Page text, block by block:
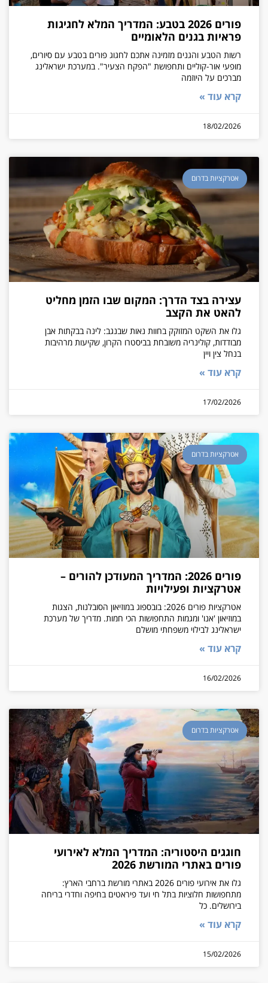
פורים 2026 בטבע: המדריך המלא לחגיגות
פראיות בגנים הלאומיים
רשות הטבע והגנים מזמינה אתכם לחגוג פורים בטבע עם סיורים,
מופעי אור-קוליים ותחפושת "הפקח הצעיר". במערכת ישראלינג
מברכים על היוזמה
קרא עוד »
18/02/2026
אטרקציות בדרום
עצירה בצד הדרך: המקום שבו הזמן מחליט
להאט את הקצב
גלו את השקט המזוקק בחוות נאות שבנגב: לינה בבקתות אבן
מבודדות, קולינריה משובחת בביסטרו הקרון, שקיעות מרהיבות
בנחל צין ויין
קרא עוד »
17/02/2026
אטרקציות בדרום
פורים 2026: המדריך המעודכן להורים –
אטרקציות ופעילויות
אטרקציות פורים 2026: בובספוג במוזיאון הסובלנות, הצגות
במוזיאון 'אנו' ומגמות התחפושות הכי חמות. מדריך של מערכת
ישראלינג לבילוי משפחתי מושלם
קרא עוד »
16/02/2026
אטרקציות בדרום
חוגגים היסטוריה: המדריך המלא לאירועי
פורים באתרי המורשת 2026
גלו את אירועי פורים 2026 באתרי מורשת ברחבי הארץ:
מתחפושות חלוציות בתל חי ועד פיראטים בחיפה וחדרי בריחה
בירושלים. כל
קרא עוד »
15/02/2026